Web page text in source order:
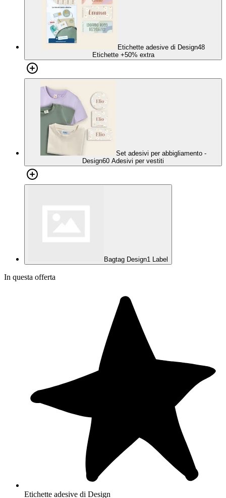
Etichette adesive di Design48
Etichette+50% extra
Set adesivi per abbigliamento -
Design60 Adesivi per vestiti
Bagtag Design1 Label
In questa offerta
Etichette adesive di Design